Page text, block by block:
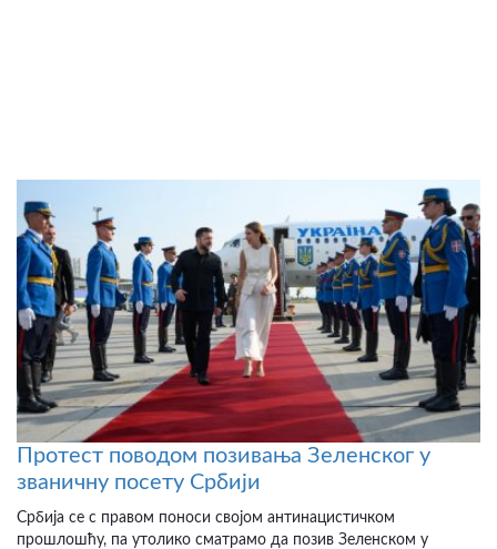
Протест поводом позивања Зеленског у
званичну посету Србији
Србија се с правом поноси својом антинацистичком
прошлошћу, па утолико сматрамо да позив Зеленском у